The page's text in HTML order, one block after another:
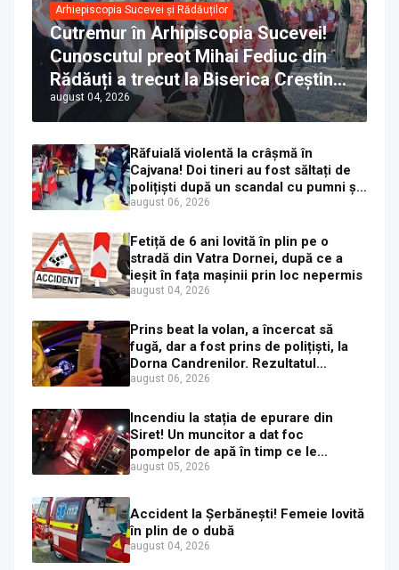
Arhiepiscopia Sucevei și Rădăuților
Cutremur în Arhipiscopia Sucevei!
Cunoscutul preot Mihai Fediuc din
Rădăuți a trecut la Biserica Creștină
Ortodoxă Valahă. ÎPS Calinic anunță
că îi pregătește judecata canonică
august 04, 2026
Răfuială violentă la crâșmă în
Cajvana! Doi tineri au fost săltați de
polițiști după un scandal cu pumni și
mașini distruse
august 06, 2026
Fetiță de 6 ani lovită în plin pe o
stradă din Vatra Dornei, după ce a
ieșit în fața mașinii prin loc nepermis
august 04, 2026
Prins beat la volan, a încercat să
fugă, dar a fost prins de polițiști, la
Dorna Candrenilor. Rezultatul
etilotestului: 1,59 mg/l alcool pur în
august 06, 2026
Incendiu la stația de epurare din
Siret! Un muncitor a dat foc
pompelor de apă în timp ce le
alimenta cu combustibil
august 05, 2026
Accident la Șerbănești! Femeie lovită
în plin de o dubă
august 04, 2026